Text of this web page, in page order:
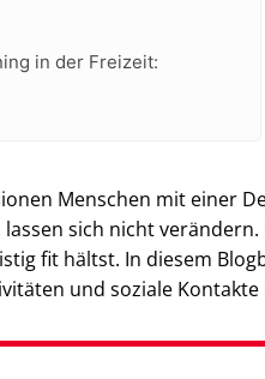
in der Freizeit:
Menschen mit einer
sich nicht
fit hältst. In diesem
und soziale